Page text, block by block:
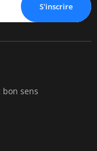
S'inscrire
sens